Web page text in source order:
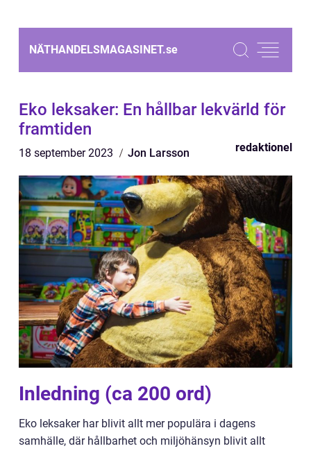
NÄTHANDELSMAGASINET.se
Eko leksaker: En hållbar lekvärld för
framtiden
18 september 2023 Jon Larsson redaktionel
Inledning (ca 200 ord)
Eko leksaker har blivit allt mer populära i dagens
samhälle, där hållbarhet och miljöhänsyn blivit allt